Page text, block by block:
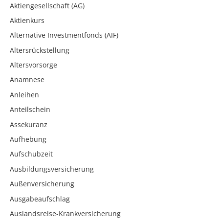
Aktiengesellschaft (AG)
Aktienkurs
Alternative Investmentfonds (AIF)
Altersrückstellung
Altersvorsorge
Anamnese
Anleihen
Anteilschein
Assekuranz
Aufhebung
Aufschubzeit
Ausbildungsversicherung
Außenversicherung
Ausgabeaufschlag
Auslandsreise-Krankversicherung